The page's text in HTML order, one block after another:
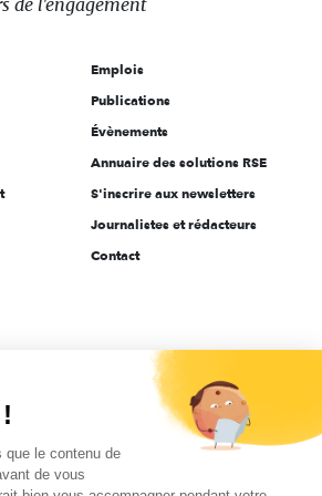
de l'engagement
Emplois
Publications
Évènements
Annuaire des solutions RSE
S'inscrire aux newsletters
Journalistes et rédacteurs
Contact
que le contenu de
de vous